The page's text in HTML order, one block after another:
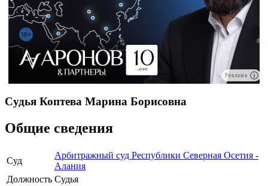
Реклама
Судья Коптева Марина Борисовна
Общие сведения
Суд
Арбитражный суд Республики Северная Осетия -
Алания
Должность Судья